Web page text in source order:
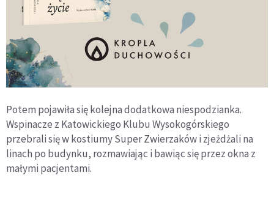
Potem pojawiła się kolejna dodatkowa niespodzianka.
Wspinacze z Katowickiego Klubu Wysokogórskiego
przebrali się w kostiumy Super Zwierzaków i zjeżdżali na
linach po budynku, rozmawiając i bawiąc się przez okna z
małymi pacjentami.